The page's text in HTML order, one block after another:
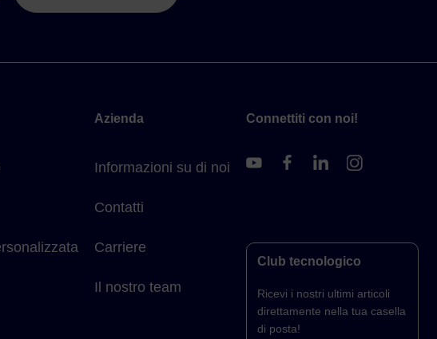
Azienda
Informazioni su di noi
Contatti
Carriere
Il nostro team
Connettiti con noi!
Club tecnologico
Ricevi i nostri ultimi articoli
direttamente nella tua casella
di posta!